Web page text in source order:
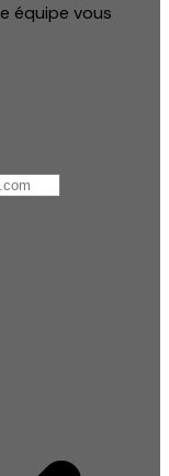
équipe vous